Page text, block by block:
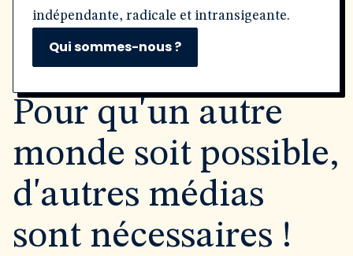
indépendante, radicale et intransigeante.
Qui sommes-nous ?
Pour qu'un autre
monde soit possible,
d'autres médias
sont nécessaires !